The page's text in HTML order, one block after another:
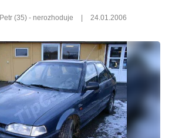
Petr (35) - nerozhoduje 24.01.2006